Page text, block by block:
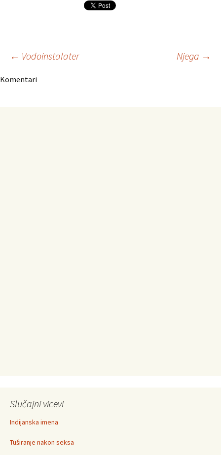
Navigacija
← Vodoinstalater Njega →
Komentari
Slučajni vicevi
Indijanska imena
Tuširanje nakon seksa